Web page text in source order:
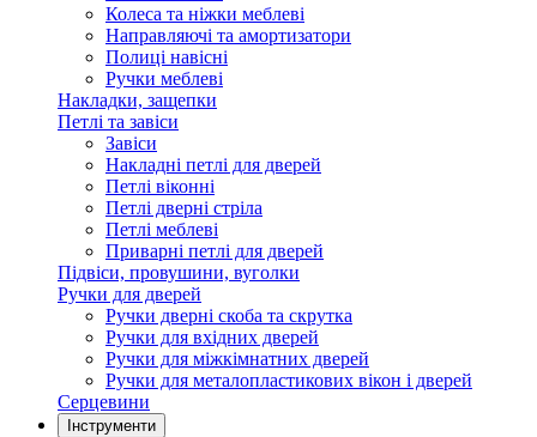
Колеса та ніжки меблеві
Направляючі та амортизатори
Полиці навісні
Ручки меблеві
Накладки, защепки
Петлі та завіси
Завіси
Накладні петлі для дверей
Петлі віконні
Петлі дверні стріла
Петлі меблеві
Приварні петлі для дверей
Підвіси, провушини, вуголки
Ручки для дверей
Ручки дверні скоба та скрутка
Ручки для вхідних дверей
Ручки для міжкімнатних дверей
Ручки для металопластикових вікон і дверей
Серцевини
Інструменти